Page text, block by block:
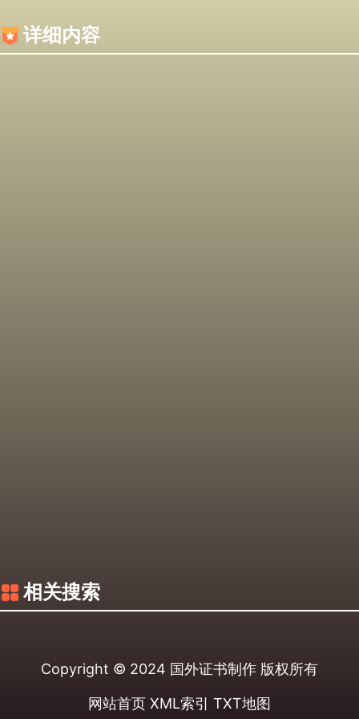
详细内容
相关搜索
Copyright © 2024 国外证书制作 版权所有
网站首页 XML索引 TXT地图